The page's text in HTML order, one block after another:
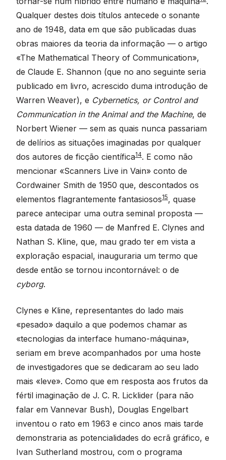
Qualquer destes dois títulos antecede o sonante
ano de 1948, data em que são publicadas duas
obras maiores da teoria da informação — o artigo
«The Mathematical Theory of Communication»,
de Claude E. Shannon (que no ano seguinte seria
publicado em livro, acrescido duma introdução de
Warren Weaver), e Cybernetics, or Control and
Communication in the Animal and the Machine, de
Norbert Wiener — sem as quais nunca passariam
de delírios as situações imaginadas por qualquer
dos autores de ficção científica14. E como não
mencionar «Scanners Live in Vain» conto de
Cordwainer Smith de 1950 que, descontados os
elementos flagrantemente fantasiosos15, quase
parece antecipar uma outra seminal proposta —
esta datada de 1960 — de Manfred E. Clynes and
Nathan S. Kline, que, mau grado ter em vista a
exploração espacial, inauguraria um termo que
desde então se tornou incontornável: o de
cyborg.
Clynes e Kline, representantes do lado mais
«pesado» daquilo a que podemos chamar as
«tecnologias da interface humano-máquina»,
seriam em breve acompanhados por uma hoste
de investigadores que se dedicaram ao seu lado
mais «leve». Como que em resposta aos frutos da
fértil imaginação de J. C. R. Licklider (para não
falar em Vannevar Bush), Douglas Engelbart
inventou o rato em 1963 e cinco anos mais tarde
demonstraria as potencialidades do ecrã gráfico, e
Ivan Sutherland mostrou, com o programa